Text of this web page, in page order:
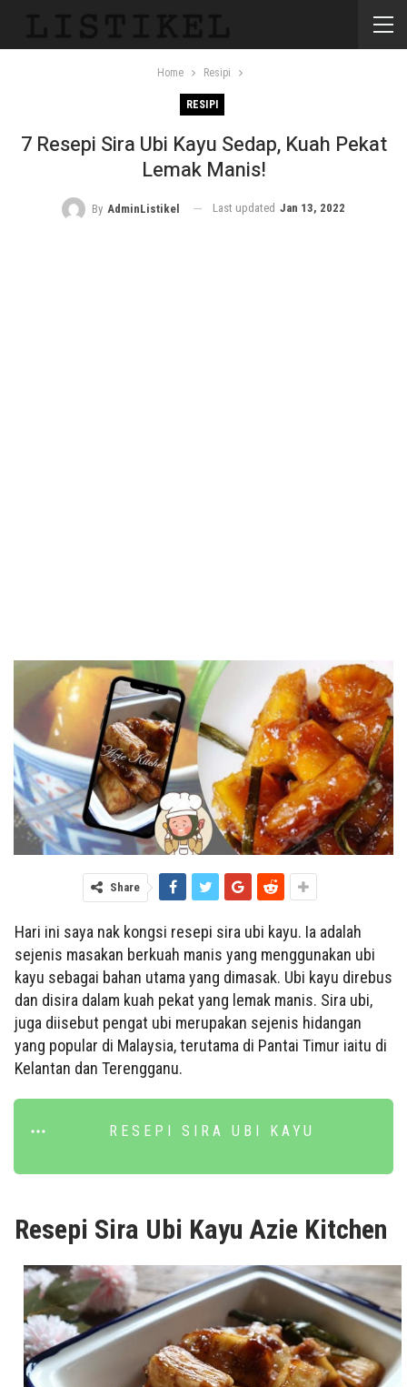
Home Resipi
RESIPI
7 Resepi Sira Ubi Kayu Sedap, Kuah Pekat
Lemak Manis!
By AdminListikel Last updated Jan 13, 2022
Share
Hari ini saya nak kongsi resepi sira ubi kayu. Ia adalah
sejenis masakan berkuah manis yang menggunakan ubi
kayu sebagai bahan utama yang dimasak. Ubi kayu direbus
dan disira dalam kuah pekat yang lemak manis. Sira ubi,
juga diisebut pengat ubi merupakan sejenis hidangan
yang popular di Malaysia, terutama di Pantai Timur iaitu di
Kelantan dan Terengganu.
RESEPI SIRA UBI KAYU
Resepi Sira Ubi Kayu Azie Kitchen